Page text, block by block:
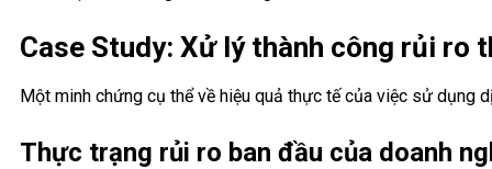
Case Study: Xử lý thành công rủi ro
Một minh chứng cụ thể về hiệu quả thực tế của việc sử dụng
Thực trạng rủi ro ban đầu của doanh